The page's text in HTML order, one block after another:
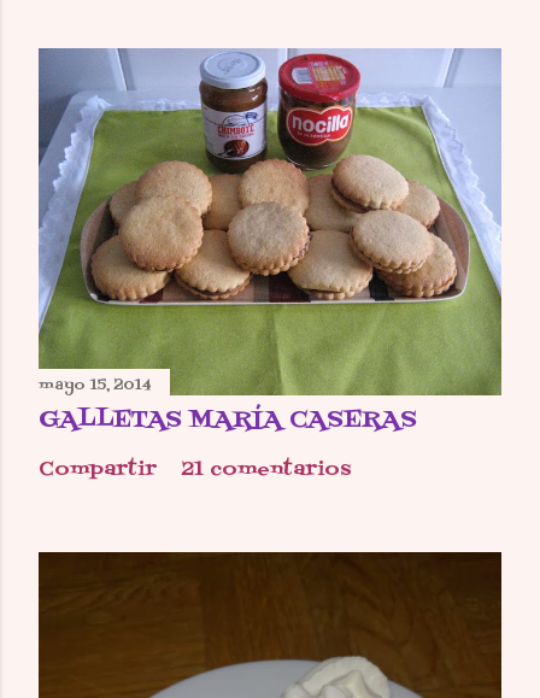
mayo 15, 2014
GALLETAS MARÍA CASERAS
Compartir 21 comentarios